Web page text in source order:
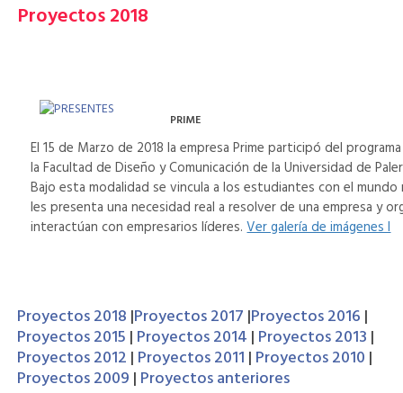
Proyectos 2018
PRIME
El 15 de Marzo de 2018 la empresa Prime participó del
la Facultad de Diseño y Comunicación de la Universidad de
Bajo esta modalidad se vincula a los estudiantes con el
les presenta una necesidad real a resolver de una empresa y
interactúan con empresarios líderes.Ver galería de imágenes I
Proyectos 2018 |Proyectos 2017 |Proyectos 2016 |
Proyectos 2015 | Proyectos 2014 | Proyectos 2013 |
Proyectos 2012 | Proyectos 2011 | Proyectos 2010 |
Proyectos 2009 | Proyectos anteriores